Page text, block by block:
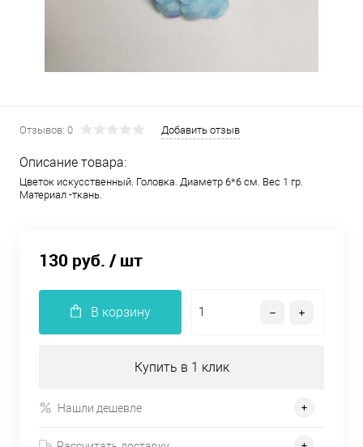
Отзывов: 0 Добавить отзыв
Описание товара:
Цветок искусственный. Головка. Диаметр 6*6 см. Вес 1 гр.
Материал -ткань.
130 руб. / шт
В корзину
Купить в 1 клик
Нашли дешевле